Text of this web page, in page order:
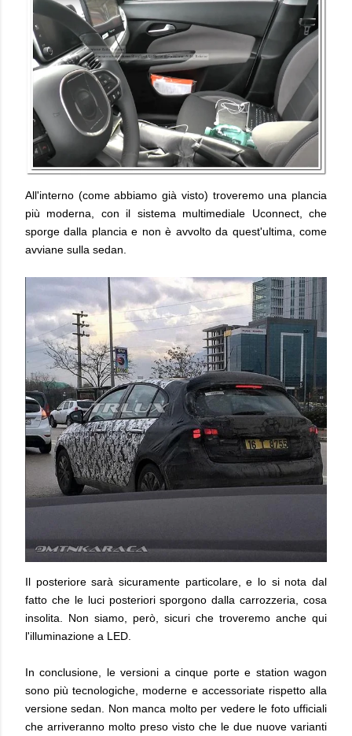
All'interno (come abbiamo già visto) troveremo una plancia
più moderna, con il sistema multimediale Uconnect, che
sporge dalla plancia e non è avvolto da quest'ultima, come
avviane sulla sedan.
Il posteriore sarà sicuramente particolare, e lo si nota dal
fatto che le luci posteriori sporgono dalla carrozzeria, cosa
insolita. Non siamo, però, sicuri che troveremo anche qui
l'illuminazione a LED.
In conclusione, le versioni a cinque porte e station wagon
sono più tecnologiche, moderne e accessoriate rispetto alla
versione sedan. Non manca molto per vedere le foto ufficiali
che arriveranno molto preso visto che le due nuove varianti